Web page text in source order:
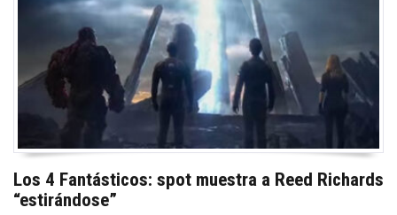
Los 4 Fantásticos: spot muestra a Reed Richards
“estirándose”